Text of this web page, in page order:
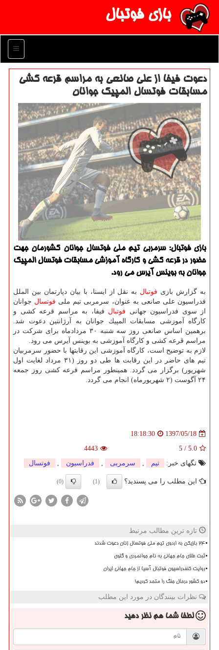
بازی فوتبال
منو
دعوت فیفا از علی صانعی به مراسم قرعه كشی
مسابقات فوتسال المپیك جوانان
بازی فوتبال: سرمربی تیم ملی فوتسال جوانان كشورمان جهت
حضور در قرعه كشی و كارگاه آموزشی مسابقات فوتسال المپیك
جوانان به بوینس آیرس می رود.
به گزارش بازی فوتبال به نقل از ایسنا، با بیان دپارتمان بین الملل
فدراسیون علی صانعی به عنوان، سرمربی تیم ملی فوتسال جوانان
از سوی فدراسیون جهانی فوتبال فیفا، به مراسم قرعه كشی و
كارگاه آموزشی مسابقات المپیك جوانان به آرژانتین دعوت شد.
برهمین اساس صانعی روز سه شنبه ۳۰ مردادماه برای شركت در
مراسم قرعه كشی و كارگاه آموزشی به بوینس آیرس می رود.
لازم به توضیح است، كارگاه آموزشی این رقابتها با حضور سرمربیان
تیم های حاضر در این رقابت ها طی دو روز (۳۱ مرداد لغایت اول
شهریور) برگزار می گردد. همینطور مراسم قرعه كشی روز جمعه
۲۴ آگوست (۲ شهریورماه) انجام می گردد.
1397/05/18
18:18:30
5.0
/
5
4443
تگهای خبر:
تیم , سرمربی , فدراسیون , فوتسال
این مطلب را می پسندید؟ (1)
(0)
تازه ترین مطالب مرتبط
۲۴ بازیکن به اردوی تیم ملی فوتسال زنان دعوت شدند
ثبت طلای جام جهانی به نام جوانمردی و گلوی
روایت کنفدراسیون فوتبال آسیا از جام جهانی ایران
دو کشور درحال جنگ را متحد کردیم!
نظرات بینندگان در مورد این مطلب
لطفا شما همنظر دهید